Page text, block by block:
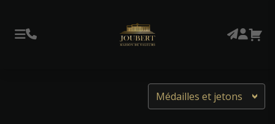
Médailles et jetons